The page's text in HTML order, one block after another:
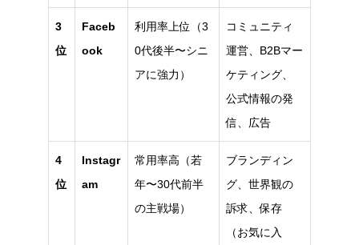
3
位
Faceb
ook
利用率上位（3
0代後半〜シニ
アに強力）
コミュニティ
運営、B2Bマー
ケティング、
公式情報の発
信、広告
4
位
Instagr
am
常用率高（若
年〜30代前半
の主戦場）
ブランディン
グ、世界観の
訴求、保存
（お気に入